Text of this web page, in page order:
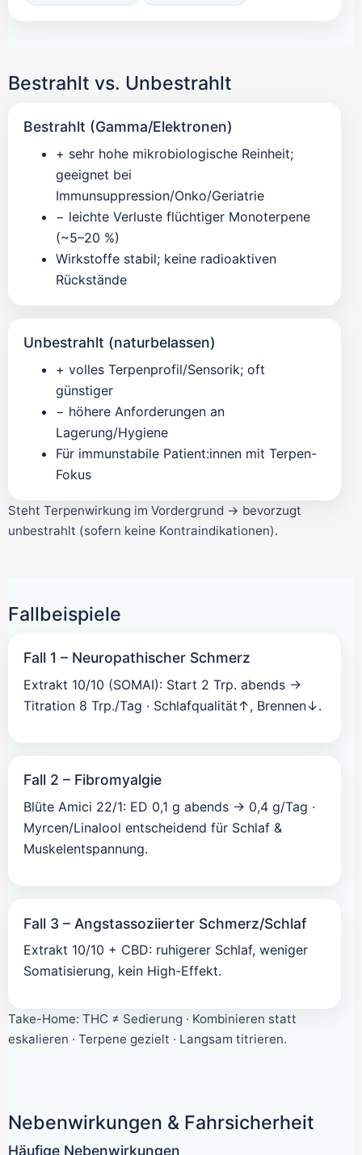
Bestrahlt vs. Unbestrahlt
Bestrahlt (Gamma/Elektronen)
+ sehr hohe mikrobiologische Reinheit;
geeignet bei
Immunsuppression/Onko/Geriatrie
− leichte Verluste flüchtiger Monoterpene
(~5–20 %)
Wirkstoffe stabil; keine radioaktiven
Rückstände
Unbestrahlt (naturbelassen)
+ volles Terpenprofil/Sensorik; oft
günstiger
− höhere Anforderungen an
Lagerung/Hygiene
Für immunstabile Patient:innen mit Terpen-
Fokus
Steht Terpenwirkung im Vordergrund → bevorzugt
unbestrahlt (sofern keine Kontraindikationen).
Fallbeispiele
Fall 1 – Neuropathischer Schmerz
Extrakt 10/10 (SOMAI): Start 2 Trp. abends →
Titration 8 Trp./Tag · Schlafqualität↑, Brennen↓.
Fall 2 – Fibromyalgie
Blüte Amici 22/1: ED 0,1 g abends → 0,4 g/Tag ·
Myrcen/Linalool entscheidend für Schlaf &
Muskelentspannung.
Fall 3 – Angstassoziierter Schmerz/Schlaf
Extrakt 10/10 + CBD: ruhigerer Schlaf, weniger
Somatisierung, kein High-Effekt.
Take-Home: THC ≠ Sedierung · Kombinieren statt
eskalieren · Terpene gezielt · Langsam titrieren.
Nebenwirkungen & Fahrsicherheit
Häufige Nebenwirkungen